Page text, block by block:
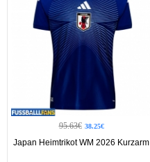
95.63€ 38.25€
Japan Heimtrikot WM 2026 Kurzarm